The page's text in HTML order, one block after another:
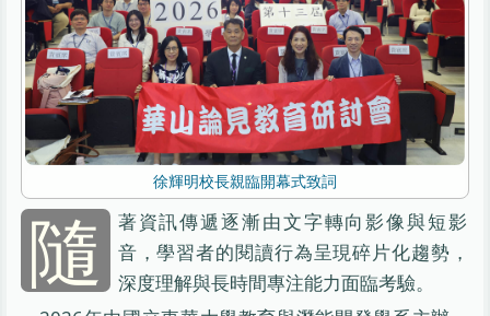
徐輝明校長親臨開幕式致詞
隨
著資訊傳遞逐漸由文字轉向影像與短影
音，學習者的閱讀行為呈現碎片化趨勢，
深度理解與長時間專注能力面臨考驗。